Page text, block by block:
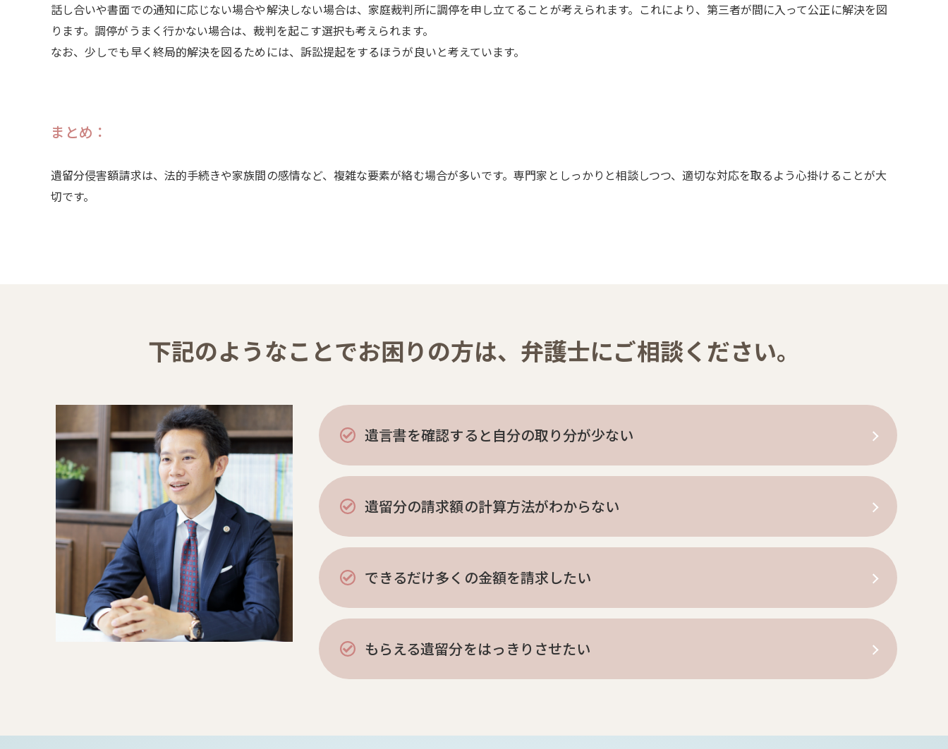
話し合いや書面での通知に応じない場合や解決しない場合は、家庭裁判所に調停を申し立てることが考えられます。これにより、第三者が間に入って公正に解決を図
ります。調停がうまく行かない場合は、裁判を起こす選択も考えられます。
なお、少しでも早く終局的解決を図るためには、訴訟提起をするほうが良いと考えています。
まとめ：
遺留分侵害額請求は、法的手続きや家族間の感情など、複雑な要素が絡む場合が多いです。専門家としっかりと相談しつつ、適切な対応を取るよう心掛けることが大
切です。
下記のようなことでお困りの方は、弁護士にご相談ください。
遺言書を確認すると自分の取り分が少ない
遺留分の請求額の計算方法がわからない
できるだけ多くの金額を請求したい
もらえる遺留分をはっきりさせたい